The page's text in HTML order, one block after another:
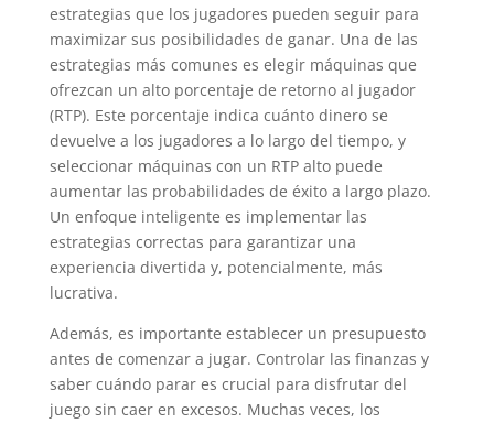
estrategias que los jugadores pueden seguir para
maximizar sus posibilidades de ganar. Una de las
estrategias más comunes es elegir máquinas que
ofrezcan un alto porcentaje de retorno al jugador
(RTP). Este porcentaje indica cuánto dinero se
devuelve a los jugadores a lo largo del tiempo, y
seleccionar máquinas con un RTP alto puede
aumentar las probabilidades de éxito a largo plazo.
Un enfoque inteligente es implementar las
estrategias correctas para garantizar una
experiencia divertida y, potencialmente, más
lucrativa.
Además, es importante establecer un presupuesto
antes de comenzar a jugar. Controlar las finanzas y
saber cuándo parar es crucial para disfrutar del
juego sin caer en excesos. Muchas veces, los